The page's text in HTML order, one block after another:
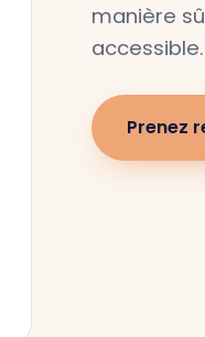
manière
accessible.
Prenez